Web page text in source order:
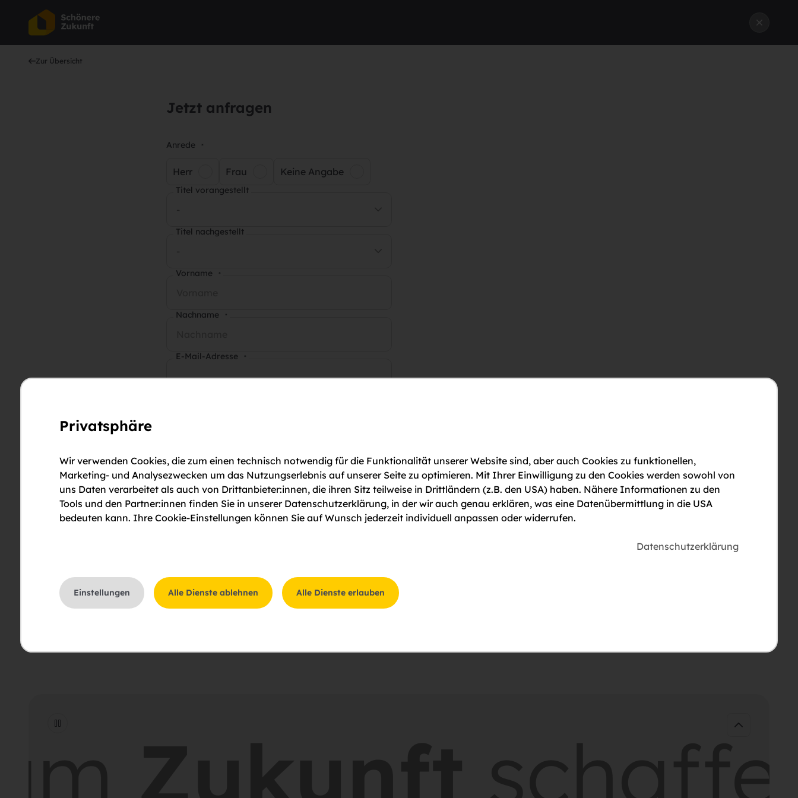
Zur Übersicht
Jetzt anfragen
Anrede *
Herr Frau Keine Angabe
Titel vorangestellt
Titel nachgestellt
Vorname *
Nachname *
E-Mail-Adresse *
Ich stimme der Erklärung zum Datenschutz
Privatsphäre
Wir verwenden Cookies, die zum einen technisch notwendig für die Funktionalität unserer Website sind, aber auch Cookies zu funktionellen,
Marketing- und Analysezwecken um das Nutzungserlebnis auf unserer Seite zu optimieren. Mit Ihrer Einwilligung zu den Cookies werden sowohl von
uns Daten verarbeitet als auch von Drittanbieter:innen, die ihren Sitz teilweise in Drittländern (z.B. den USA) haben. Nähere Informationen zu den
Tools und den Partner:innen finden Sie in unserer Datenschutzerklärung, in der wir auch genau erklären, was eine Datenübermittlung in die USA
bedeuten kann. Ihre Cookie-Einstellungen können Sie auf Wunsch jederzeit individuell anpassen oder widerrufen.
Datenschutzerklärung
Einstellungen Alle Dienste ablehnen Alle Dienste erlauben